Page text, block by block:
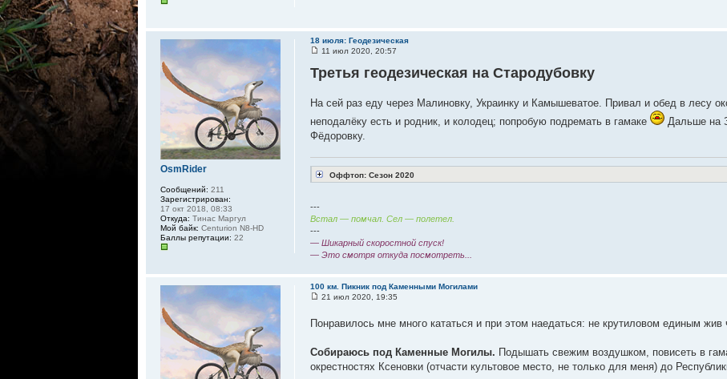
18 июля: Геодезическая
11 июл 2020, 20:57
Третья геодезическая на Стародубовку
На сей раз еду через Малиновку, Украинку и Камышеватое. Привал и обед в лесу
неподалёку есть и родник, и колодец; попробую подремать в гамаке
Дальше на
Фёдоровку.
Оффтоп: Сезон 2020
---
Встал — помчал. Сел — полетел.
---
— Шикарный скоростной спуск!
— Это смотря откуда посмотреть...
OsmRider
Сообщений: 211
Зарегистрирован:
17 окт 2018, 08:33
Откуда: Тинас Маргул
Мой байк: Centurion N8-HD
Баллы репутации: 22
100 км. Пикник под Каменными Могилами
21 июл 2020, 19:35
Понравилось мне много кататься и при этом наедаться: не крутиловом единым жив
Собираюсь под Каменные Могилы. Подышать свежим воздушком, повисеть в
окрестностях Ксеновки (отчасти культовое место, не только для меня) до